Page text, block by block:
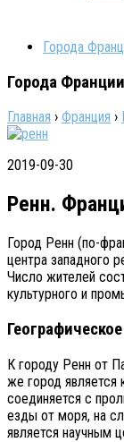
Города
Города
Главная › Франция ›
2019-09-30
Ренн.
Город Ренн (по-
центра западного
Число жителей
культурного и
К городу Ренн от
же город
соединяется с
езды от моря, на
является научным